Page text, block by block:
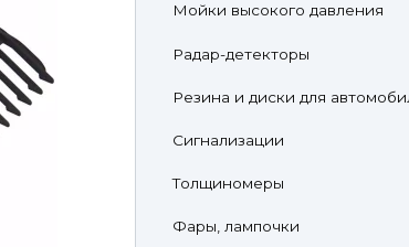
Мойки высокого давления
Радар-детекторы
Резина и диски для
Сигнализации
Толщиномеры
Фары, лампочки